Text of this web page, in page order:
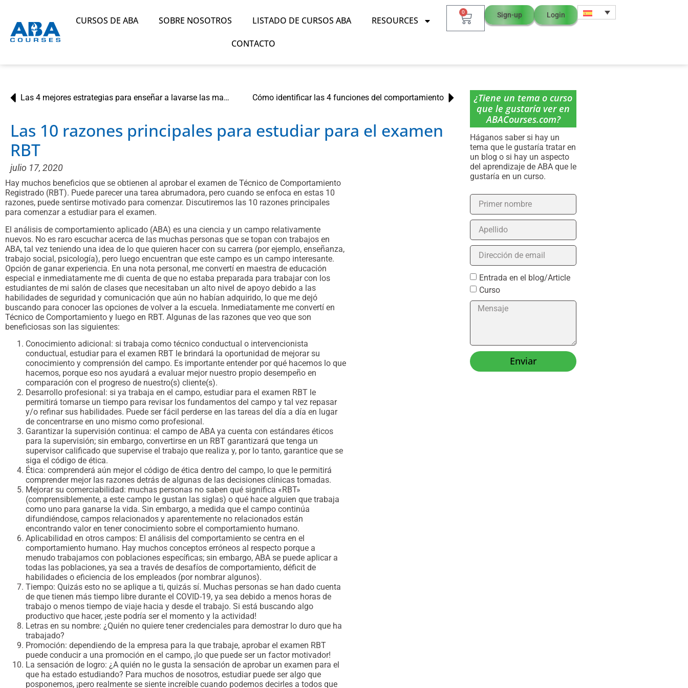
CURSOS DE ABA SOBRE NOSOTROS LISTADO DE CURSOS ABA RESOURCES
CONTACTO
0 Sign-up Login
Las 4 mejores estrategias para enseñar a lavarse las manos Cómo identificar las 4 funciones del comportamiento
Las 10 razones principales para estudiar para el examen
RBT
julio 17, 2020
Hay muchos beneficios que se obtienen al aprobar el examen de Técnico de Comportamiento
Registrado (RBT). Puede parecer una tarea abrumadora, pero cuando se enfoca en estas 10
razones, puede sentirse motivado para comenzar. Discutiremos las 10 razones principales
para comenzar a estudiar para el examen.
El análisis de comportamiento aplicado (ABA) es una ciencia y un campo relativamente
nuevos. No es raro escuchar acerca de las muchas personas que se topan con trabajos en
ABA, tal vez teniendo una idea de lo que quieren hacer con su carrera (por ejemplo, enseñanza,
trabajo social, psicología), pero luego encuentran que este campo es un campo interesante.
Opción de ganar experiencia. En una nota personal, me convertí en maestra de educación
especial e inmediatamente me di cuenta de que no estaba preparada para trabajar con los
estudiantes de mi salón de clases que necesitaban un alto nivel de apoyo debido a las
habilidades de seguridad y comunicación que aún no habían adquirido, lo que me dejó
buscando para conocer las opciones de volver a la escuela. Inmediatamente me convertí en
Técnico de Comportamiento y luego en RBT. Algunas de las razones que veo que son
beneficiosas son las siguientes:
Conocimiento adicional: si trabaja como técnico conductual o intervencionista
conductual, estudiar para el examen RBT le brindará la oportunidad de mejorar su
conocimiento y comprensión del campo. Es importante entender por qué hacemos lo que
hacemos, porque eso nos ayudará a evaluar mejor nuestro propio desempeño en
comparación con el progreso de nuestro(s) cliente(s).
Desarrollo profesional: si ya trabaja en el campo, estudiar para el examen RBT le
permitirá tomarse un tiempo para revisar los fundamentos del campo y tal vez repasar
y/o refinar sus habilidades. Puede ser fácil perderse en las tareas del día a día en lugar
de concentrarse en uno mismo como profesional.
Garantizar la supervisión continua: el campo de ABA ya cuenta con estándares éticos
para la supervisión; sin embargo, convertirse en un RBT garantizará que tenga un
supervisor calificado que supervise el trabajo que realiza y, por lo tanto, garantice que se
siga el código de ética.
Ética: comprenderá aún mejor el código de ética dentro del campo, lo que le permitirá
comprender mejor las razones detrás de algunas de las decisiones clínicas tomadas.
Mejorar su comerciabilidad: muchas personas no saben qué significa «RBT»
(comprensiblemente, a este campo le gustan las siglas) o qué hace alguien que trabaja
como uno para ganarse la vida. Sin embargo, a medida que el campo continúa
difundiéndose, campos relacionados y aparentemente no relacionados están
encontrando valor en tener conocimiento sobre el comportamiento humano.
Aplicabilidad en otros campos: El análisis del comportamiento se centra en el
comportamiento humano. Hay muchos conceptos erróneos al respecto porque a
menudo trabajamos con poblaciones específicas; sin embargo, ABA se puede aplicar a
todas las poblaciones, ya sea a través de desafíos de comportamiento, déficit de
habilidades o eficiencia de los empleados (por nombrar algunos).
Tiempo: Quizás esto no se aplique a ti, quizás sí. Muchas personas se han dado cuenta
de que tienen más tiempo libre durante el COVID-19, ya sea debido a menos horas de
trabajo o menos tiempo de viaje hacia y desde el trabajo. Si está buscando algo
productivo que hacer, ¡este podría ser el momento y la actividad!
Letras en su nombre: ¿Quién no quiere tener credenciales para demostrar lo duro que ha
trabajado?
Promoción: dependiendo de la empresa para la que trabaje, aprobar el examen RBT
puede conducir a una promoción en el campo, ¡lo que puede ser un factor motivador!
La sensación de logro: ¿A quién no le gusta la sensación de aprobar un examen para el
que ha estado estudiando? Para muchos de nosotros, estudiar puede ser algo que
posponemos, ¡pero realmente se siente increíble cuando podemos decirles a todos que
¿Tiene un tema o curso
que le gustaría ver en
ABACourses.com?
Háganos saber si hay un
tema que le gustaría tratar en
un blog o si hay un aspecto
del aprendizaje de ABA que le
gustaría en un curso.
Entrada en el blog/Article
Curso
Enviar